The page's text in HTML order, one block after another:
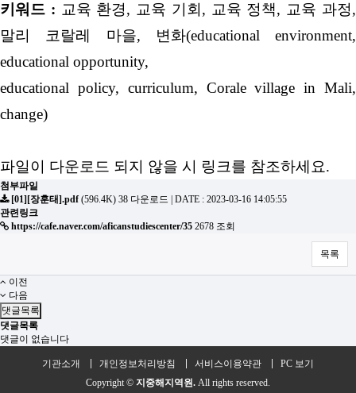
키워드 : 교육 환경, 교육 기회, 교육 정책, 교육 과정,
말리 코랄레 마을, 변화(educational environment,
educational opportunity,
educational policy, curriculum, Corale village in Mali,
change)
파일이 다운로드 되지 않을 시 링크를 참조하세요.
첨부파일
[01][장훈태].pdf(596.4K) 38 다운로드
DATE : 2023-03-16 14:05:55
관련링크
https://cafe.naver.com/aficanstudiescenter/35 2678 조회
목록
이전
다음
댓글목록
댓글목록
댓글이 없습니다
기관소개 개인정보처리방침 서비스이용약관
PC 보기
Copyright © 지중해지역원. All rights reserved.